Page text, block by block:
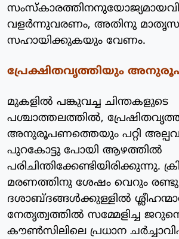
വളര്‍ന്നുവരണം, അതിനു
സഹായിക്കുകയും വേണം.
പ്രേക്ഷിതവൃത്തിയും
മുകളില്‍ പങ്കുവച്ച ചിന്തകളുടെ
പശ്ചാത്തലത്തില്‍,
അനുരൂപണത്തെയും പറ്റി
പുറകോട്ടു പോയി ആഴത്തില്‍
പരിചിന്തിക്കേണ്ടിയിരിക്കുന്നു.
മരണത്തിനു ശേഷം വെറും രണ്ടു
ദശാബ്ദങ്ങള്‍ക്കുള്ളില്‍
നേതൃത്വത്തില്‍ സമ്മേളിച്ച
കൗണ്‍സിലിലെ പ്രധാന